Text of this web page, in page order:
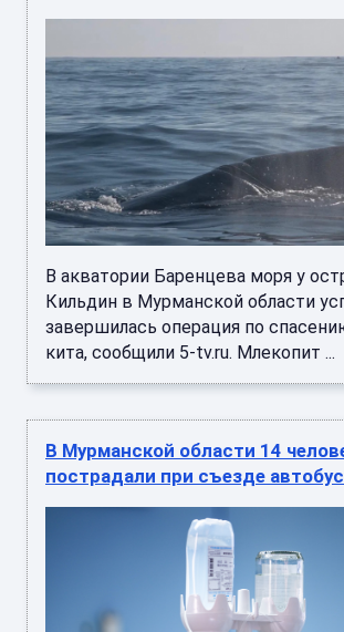
В акватории Баренцева моря у
Кильдин в Мурманской области
завершилась операция по
кита, сообщили 5-tv.ru. Млекопит ...
В Мурманской области 14
пострадали при съезде